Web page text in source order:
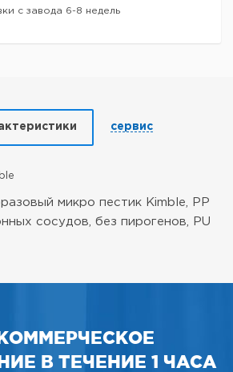
с завода 6-8 недель
сервис
микро пестик Kimble, PP
сосудов, без пирогенов, PU
В ТЕЧЕНИЕ 1 ЧАСА